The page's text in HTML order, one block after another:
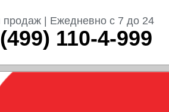
продаж | Ежедневно с 7 до 24
110-4-999